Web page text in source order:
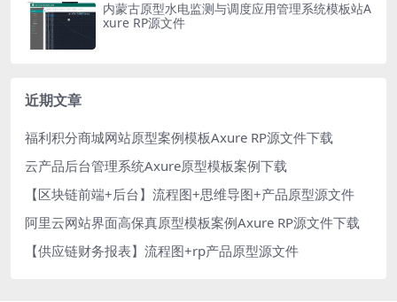
内蒙古原型水电监测与调度应用管理系统模板站A
xure RP源文件
近期文章
福利积分商城网站原型案例模板Axure RP源文件下载
云产品后台管理系统Axure原型模板案例下载
【区块链前端+后台】流程图+思维导图+产品原型源文件
阿里云网站界面高保真原型模板案例Axure RP源文件下载
【供应链财务报表】流程图+rp产品原型源文件